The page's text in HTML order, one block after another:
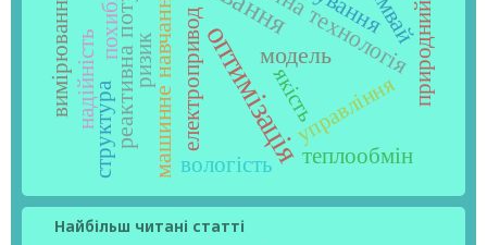
оптимізація
машинне навчання модель
вологість
ризик
управління
теплообмін
електропривод
структура якість природний газ
надійність
вимірювання похибка
Найбільш читані статті